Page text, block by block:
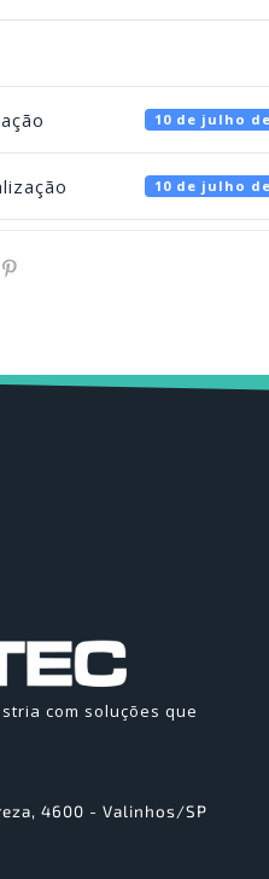
10 de julho de
10 de julho de
com soluções que
4600 - Valinhos/SP